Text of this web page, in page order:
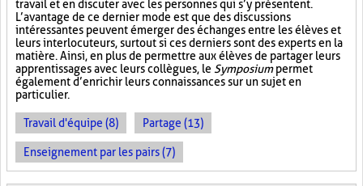
travail et en discuter avec les personnes qui s’y présentent.
L’avantage de ce dernier mode est que des discussions
intéressantes peuvent émerger des échanges entre les élèves et
leurs interlocuteurs, surtout si ces derniers sont des experts en la
matière. Ainsi, en plus de permettre aux élèves de partager leurs
apprentissages avec leurs collègues, le Symposiumpermet
également d’enrichir leurs connaissances sur un sujet en
particulier.
Travail d'équipe (8) Partage (13)
Enseignement par les pairs (7)